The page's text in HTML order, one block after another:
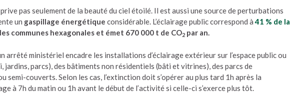
prive pas seulement de la beauté du ciel étoilé. Il est aussi une source de perturbations
un gaspillage énergétique considérable. L’éclairage public correspond à41 % de la
communes hexagonales et émet 670 000 t de CO2 par an.
arrêté ministériel encadre les installations d’éclairage extérieur sur l’espace public ou
jardins, parcs), des bâtiments non résidentiels (bâti et vitrines), des parcs de
semi-couverts. Selon les cas, l’extinction doit s’opérer au plus tard 1h après la
à 7h du matin ou 1h avant le début de l’activité si celle-ci s’exerce plus tôt.